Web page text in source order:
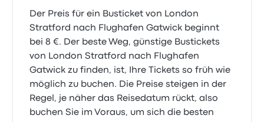
Der Preis für ein Busticket von London
Stratford nach Flughafen Gatwick beginnt
bei 8 €. Der beste Weg, günstige Bustickets
von London Stratford nach Flughafen
Gatwick zu finden, ist, Ihre Tickets so früh wie
möglich zu buchen. Die Preise steigen in der
Regel, je näher das Reisedatum rückt, also
buchen Sie im Voraus, um sich die besten